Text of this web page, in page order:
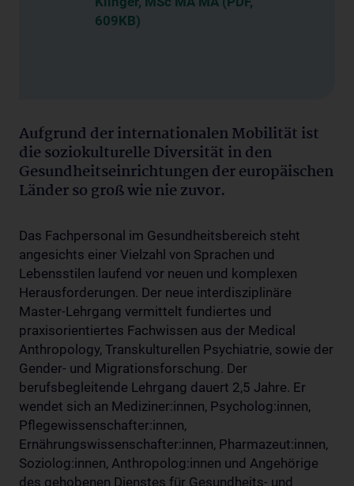
609KB)
Aufgrund der internationalen Mobilität ist
die soziokulturelle Diversität in den
Gesundheitseinrichtungen der europäischen
Länder so groß wie nie zuvor.
Das Fachpersonal im Gesundheitsbereich steht
angesichts einer Vielzahl von Sprachen und
Lebensstilen laufend vor neuen und komplexen
Herausforderungen. Der neue interdisziplinäre
Master-Lehrgang vermittelt fundiertes und
praxisorientiertes Fachwissen aus der Medical
Anthropology, Transkulturellen Psychiatrie, sowie der
Gender- und Migrationsforschung. Der
berufsbegleitende Lehrgang dauert 2,5 Jahre. Er
wendet sich an Mediziner:innen, Psycholog:innen,
Pflegewissenschafter:innen,
Ernährungswissenschafter:innen, Pharmazeut:innen,
Soziolog:innen, Anthropolog:innen und Angehörige
des gehobenen Dienstes für Gesundheits- und